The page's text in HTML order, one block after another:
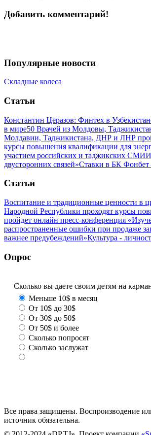
Добавить комментарий!
Популярные новости
Складные колеса
Статьи
Константин Церазов: Финтех в
в мире50 Врачей из Молдовы,
Молдавии, Таджикистана, ДНР и ЛНР
курсы повышения квалификации для
участием российских и таджикских СМИ
двусторонних связей»Ставки в БК Фонбет
Статьи
Воспитание и традиционные ценности в
Народной Республики проходят курсы
пройдет онлайн пресс-конференция
распространенные ошибки при продаже
важнее предубеждений»Культура -
Опрос
Сколько вы даете своим детям на
Меньше 10$ в месяц
От 10$ до 30$
От 30$ до 50$
От 50$ и более
Сколько попросят
Сколько заслужат
Все права защищены. Воспроизводение
источник обязательна.